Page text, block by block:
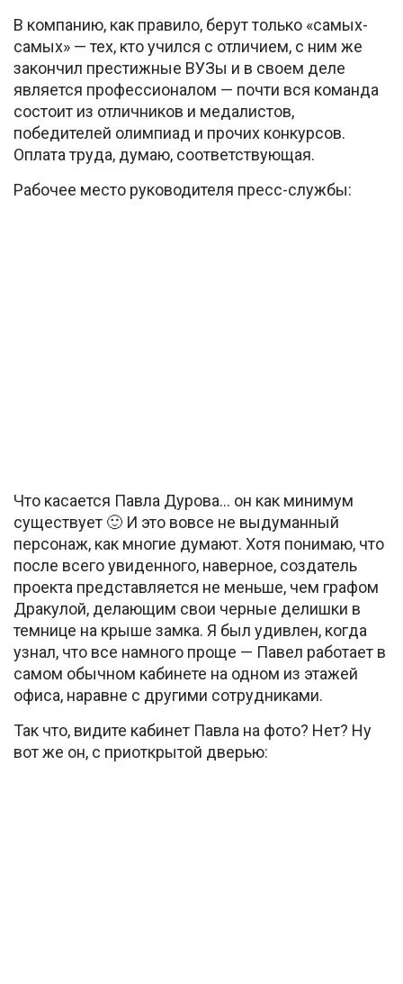
В компанию, как правило, берут только «самых-
самых» — тех, кто учился с отличием, с ним же
закончил престижные ВУЗы и в своем деле
является профессионалом — почти вся команда
состоит из отличников и медалистов,
победителей олимпиад и прочих конкурсов.
Оплата труда, думаю, соответствующая.
Рабочее место руководителя пресс-службы:
Что касается Павла Дурова… он как минимум
существует 🙂 И это вовсе не выдуманный
персонаж, как многие думают. Хотя понимаю, что
после всего увиденного, наверное, создатель
проекта представляется не меньше, чем графом
Дракулой, делающим свои черные делишки в
темнице на крыше замка. Я был удивлен, когда
узнал, что все намного проще — Павел работает в
самом обычном кабинете на одном из этажей
офиса, наравне с другими сотрудниками.
Так что, видите кабинет Павла на фото? Нет? Ну
вот же он, с приоткрытой дверью: